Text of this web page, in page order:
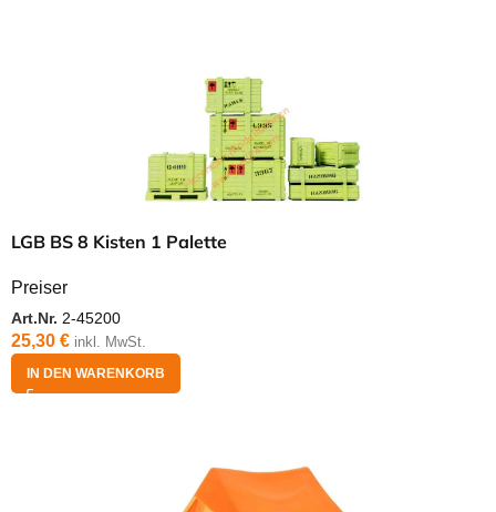
LGB BS 8 Kisten 1 Palette
Preiser
Art.Nr. 2-45200
25,30 € inkl. MwSt.
IN DEN WARENKORB